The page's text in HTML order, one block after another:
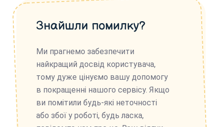
Знайшли помилку?
Ми прагнемо забезпечити
найкращий досвід користувача,
тому дуже цінуємо вашу допомогу
в покращенні нашого сервісу. Якщо
ви помітили будь-які неточності
або збої у роботі, будь ласка,